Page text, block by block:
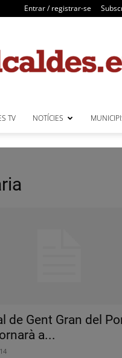
Entrar / registrar-se
TV NOTÍCIES
de Gent Gran del
a...